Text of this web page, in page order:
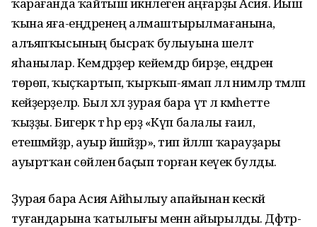
ҡына яға-еңдәренең алмаштырылмағанына,
алъяпҡысының бысраҡ булыуына шелтә
яһанылар. Кемдәрҙер кейемдәр бирҙе, еңдәрен
төрөп, ҡыҫҡартып, ҡырҡып-ямап әллә нимәләр әтмәләп
кейҙерҙеләр. Был хәл ҙурая бара үтә лә кәмһетте
ҡыҙҙы. Бигерәк тә һәр ерҙә «Күп балалы ғаилә,
етешмәйҙәр, ауыр йәшәйҙәр», тип йәлләп ҡарауҙары
ауыртҡан сөйәленә баҫып торған кеүек булды.
Ҙурая бара Асия Айһылыу апайынан кескәй
туғандарына ҡатылығы менән айырылды. Дәфтәр-